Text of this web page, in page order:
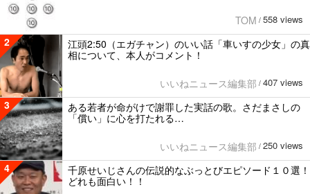
TOM / 558 views
2
江頭2:50（エガチャン）のいい話「車いすの少女」の真
相について、本人がコメント！
いいねニュース編集部 / 407 views
3
ある若者が命がけで謝罪した実話の歌。さだまさしの
「償い」に心を打たれる…
いいねニュース編集部 / 250 views
4
千原せいじさんの伝説的なぶっとびエピソード１０選！
どれも面白い！！